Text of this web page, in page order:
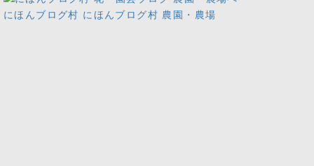
にほんブログ村 にほんブログ村 農園・農場